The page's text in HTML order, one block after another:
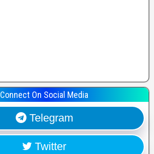
Connect On Social Media
Telegram
Twitter